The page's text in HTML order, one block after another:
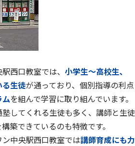
西口教室では、 小学生～高校生、
る生徒が通っており、個別指導の利点
を組んで学習に取り組んでいます。
してくれる生徒も多く、講師と生徒
築できているのも特徴です。
中央駅西口教室では講師育成にも力